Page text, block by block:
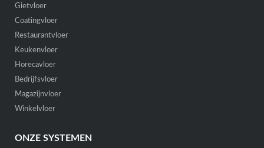
Gietvloer
Coatingvloer
Restaurantvloer
Keukenvloer
Horecavloer
Bedrijfsvloer
Magazijnvloer
Winkelvloer
ONZE SYSTEMEN